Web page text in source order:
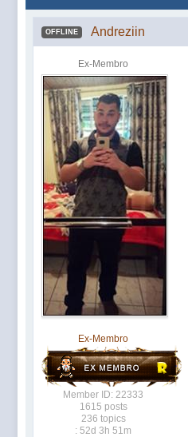
OFFLINE Andreziin
Ex-Membro
Ex-Membro
Member ID: 22333
1615 posts
236 topics
: 52d 3h 51m